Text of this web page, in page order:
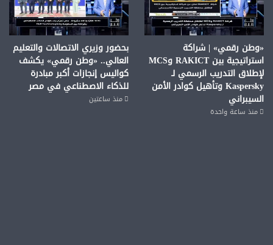
«وطن رقمي» | شراكة
استراتيجية بين RAKICT وMCS
لإطلاق التدريب الرسمي لـ
Kaspersky وتأهيل كوادر الأمن
السيبراني
منذ ساعة واحدة
بحضور وزيري الاتصالات والتعليم
العالي.. «وطن رقمي» يكشف
كواليس إنجازات أكبر مبادرة
للذكاء الاصطناعي في مصر
منذ ساعتين